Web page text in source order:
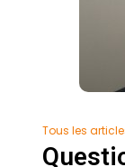
Tous les